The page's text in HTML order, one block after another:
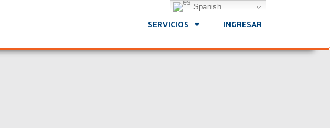
SERVICIOS INGRESAR
Spanish